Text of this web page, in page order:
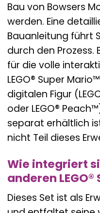
Bau von Bowsers
werden. Eine
Bauanleitung führt
durch den Prozess.
für die volle
LEGO® Super
digitalen Figur
oder LEGO®
separat erhältlich
nicht Teil dieses
Wie integriert
anderen
Dieses Set ist als